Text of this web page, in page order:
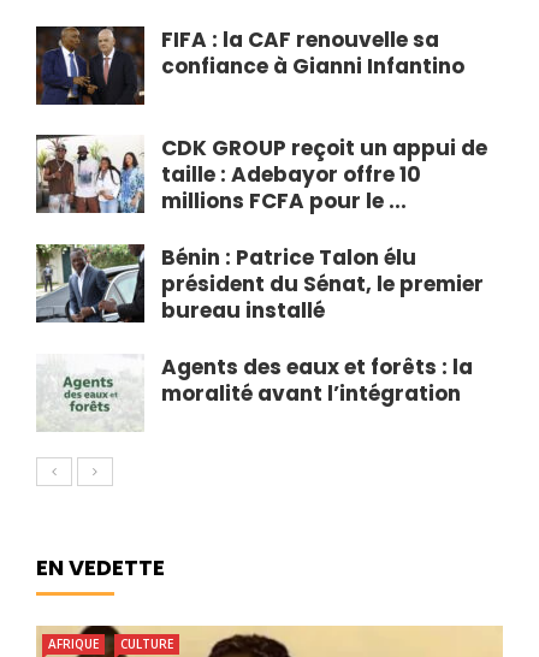
FIFA : la CAF renouvelle sa
confiance à Gianni Infantino
CDK GROUP reçoit un appui de
taille : Adebayor offre 10
millions FCFA pour le ...
Bénin : Patrice Talon élu
président du Sénat, le premier
bureau installé
Agents des eaux et forêts : la
moralité avant l’intégration
EN VEDETTE
AFRIQUE CULTURE